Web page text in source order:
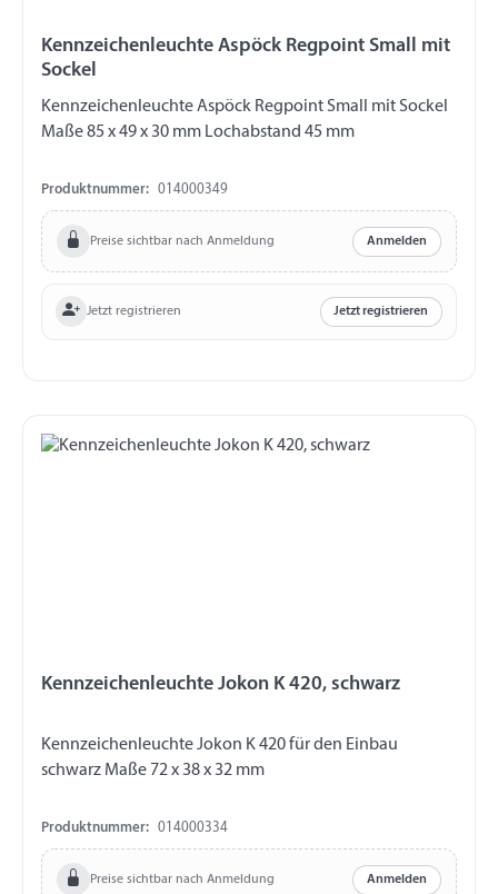
Kennzeichenleuchte Aspöck Regpoint Small mit
Sockel
Kennzeichenleuchte Aspöck Regpoint Small mit Sockel
Maße 85 x 49 x 30 mm Lochabstand 45 mm
Produktnummer: 014000349
Preise sichtbar nach Anmeldung Anmelden
Jetzt registrieren Jetzt registrieren
Kennzeichenleuchte Jokon K 420, schwarz
Kennzeichenleuchte Jokon K 420 für den Einbau
schwarz Maße 72 x 38 x 32 mm
Produktnummer: 014000334
Preise sichtbar nach Anmeldung Anmelden